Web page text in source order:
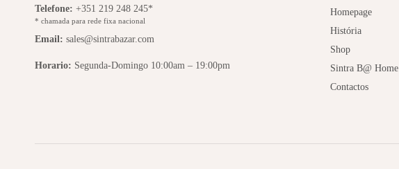
Telefone: +351 219 248 245*
* chamada para rede fixa nacional
Email: sales@sintrabazar.com
Horario: Segunda-Domingo 10:00am – 19:00pm
Homepage
História
Shop
Sintra B@ Home
Contactos